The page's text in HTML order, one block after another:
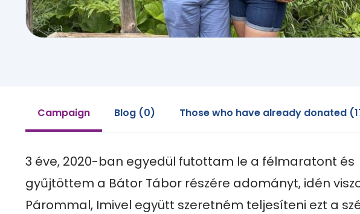
Campaign Blog (0) Those who have already donated
3 éve, 2020-ban egyedül futottam le a félmaratont és
gyűjtöttem a Bátor Tábor részére adományt, idén
Párommal, Imivel együtt szeretném teljesíteni ezt a